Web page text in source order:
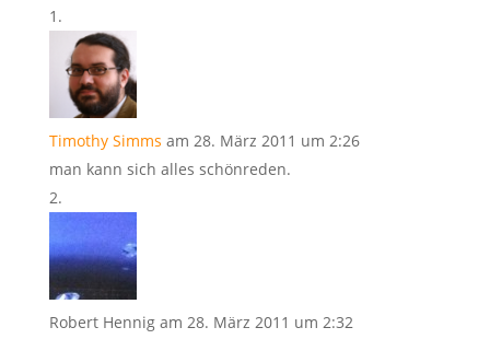
Timothy Simms am 28. März 2011 um 2:26
man kann sich alles schönreden.
Robert Hennig am 28. März 2011 um 2:32